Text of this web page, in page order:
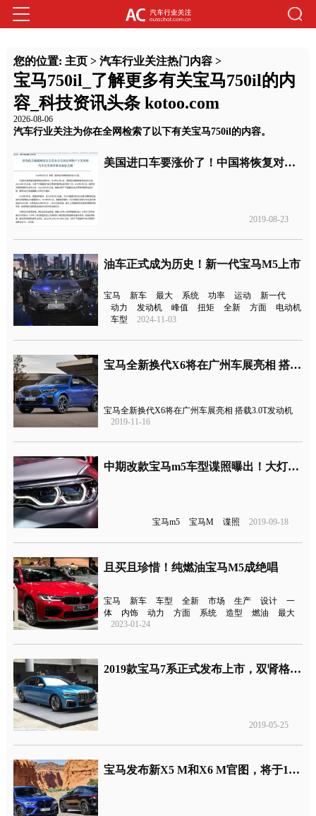
您的位置: 主页> 汽车行业关注热门内容>
宝马750il_了解更多有关宝马750il的内
容_科技资讯头条 kotoo.com
2026-08-06
汽车行业关注为你在全网检索了以下有关宝马750il的内容。
美国进口车要涨价了！中国将恢复对美产汽车加征25%关税
2019-08-23
油车正式成为历史！新一代宝马M5上市
宝马 新车 最大 系统 功率 运动
新一代
动力
发动机 峰值 扭矩 全新 方面
电动机
车型
2024-11-03
宝马全新换代X6将在广州车展亮相 搭载3.0T发动机
宝马全新换代X6将在广州车展亮相 搭载3.0T发动机
2019-11-16
中期改款宝马m5车型谍照曝出！大灯采用全新设计
宝马m5 宝马M 谍照 2019-09-18
且买且珍惜！纯燃油宝马M5成绝唱
宝马 新车 车型 全新 市场 生产 设计
一
体
内饰 动力 方面 系统 造型 燃油
最大
2023-01-24
2019款宝马7系正式发布上市，双肾格栅面积越来越大了
2019-05-25
宝马发布新X5 M和X6 M官图，将于11月全球首发